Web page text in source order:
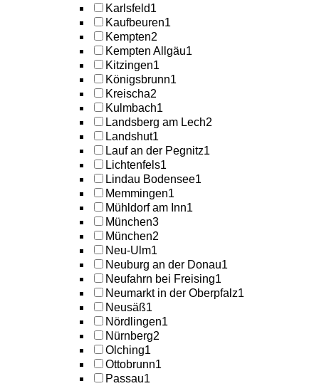
Karlsfeld1
Kaufbeuren1
Kempten2
Kempten Allgäu1
Kitzingen1
Königsbrunn1
Kreischa2
Kulmbach1
Landsberg am Lech2
Landshut1
Lauf an der Pegnitz1
Lichtenfels1
Lindau Bodensee1
Memmingen1
Mühldorf am Inn1
München3
München2
Neu-Ulm1
Neuburg an der Donau1
Neufahrn bei Freising1
Neumarkt in der Oberpfalz1
Neusäß1
Nördlingen1
Nürnberg2
Olching1
Ottobrunn1
Passau1